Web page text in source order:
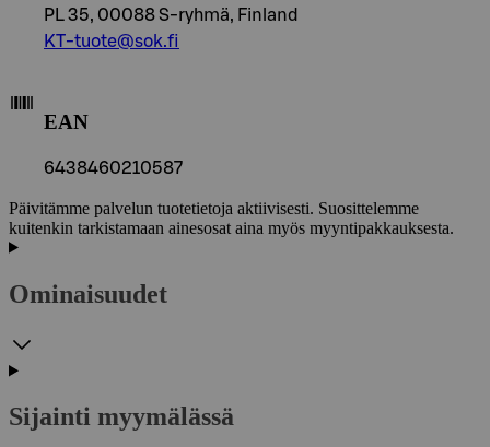
PL 35, 00088 S-ryhmä, Finland
KT-tuote@sok.fi
EAN
6438460210587
Päivitämme palvelun tuotetietoja aktiivisesti. Suosittelemme
kuitenkin tarkistamaan ainesosat aina myös myyntipakkauksesta.
Ominaisuudet
Sijainti myymälässä